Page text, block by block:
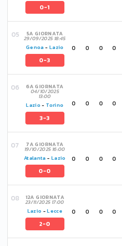
0-1
5A GIORNATA
29/09/2025 18:45
Genoa - Lazio
0-3
0 0 0 0
6A GIORNATA
04/10/2025
13:00
Lazio - Torino
3-3
0 0 0 0
7A GIORNATA
19/10/2025 16:00
Atalanta - Lazio
0-0
0 0 0 0
12A GIORNATA
23/11/2025 17:00
Lazio -Lecce
2-0
0 0 0 0